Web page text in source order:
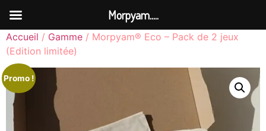
Accueil / Gamme / Morpyam® Eco – Pack de 2 jeux
(Edition limitée)
Promo !
Morpyam.....